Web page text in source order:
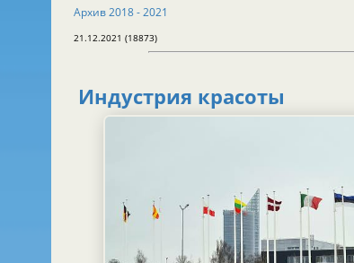
Архив 2018 - 2021
21.12.2021 (18873)
Индустрия красоты